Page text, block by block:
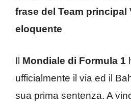
frase del Team principal
eloquente
Il Mondiale di Formula 1
ufficialmente il via ed il
sua prima sentenza. A